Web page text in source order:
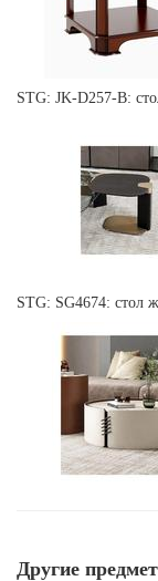
STG: JK-D257-B:
STG: SG4674: стол
Другие